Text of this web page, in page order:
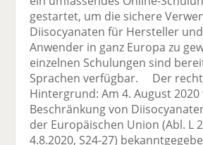
gestartet, um die sichere
Diisocyanaten für Hersteller
Anwender in ganz Europa zu
einzelnen Schulungen sind
Sprachen verfügbar. Der
Hintergrund: Am 4. August
Beschränkung von
der Europäischen Union (Abl. L
4.8.2020, S24-27)